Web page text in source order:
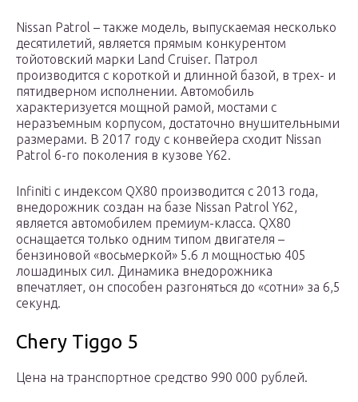
Nissan Patrol – также модель, выпускаемая несколько
десятилетий, является прямым конкурентом
тойотовский марки Land Cruiser. Патрол
производится с короткой и длинной базой, в трех- и
пятидверном исполнении. Автомобиль
характеризуется мощной рамой, мостами с
неразъемным корпусом, достаточно внушительными
размерами. В 2017 году с конвейера сходит Nissan
Patrol 6-го поколения в кузове Y62.
Infiniti с индексом QX80 производится с 2013 года,
внедорожник создан на базе Nissan Patrol Y62,
является автомобилем премиум-класса. QX80
оснащается только одним типом двигателя –
бензиновой «восьмеркой» 5.6 л мощностью 405
лошадиных сил. Динамика внедорожника
впечатляет, он способен разгоняться до «сотни» за 6,5
секунд.
Chery Tiggo 5
Цена на транспортное средство 990 000 рублей.